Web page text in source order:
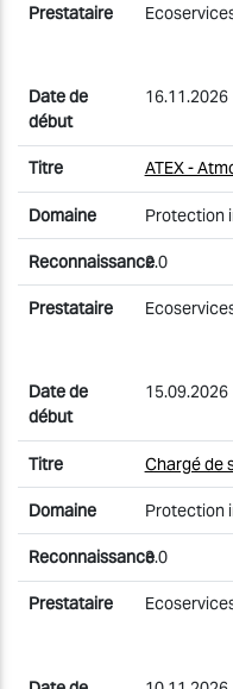
16.11.2026
ATEX -
Protection
2.0
15.09.2026
Chargé de
Protection
3.0